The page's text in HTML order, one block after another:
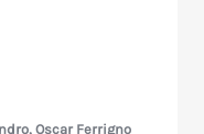
, Oscar Ferrigno